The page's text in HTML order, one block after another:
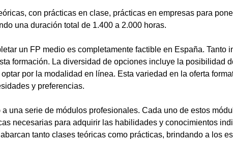
con prácticas en clase, prácticas en empresas para
una duración total de 1.400 a 2.000 horas.
un FP medio es completamente factible en España. Tanto
formación. La diversidad de opciones incluye la posibilidad
por la modalidad en línea. Esta variedad en la oferta
y preferencias.
una serie de módulos profesionales. Cada uno de estos
necesarias para adquirir las habilidades y conocimientos
tanto clases teóricas como prácticas, brindando a los